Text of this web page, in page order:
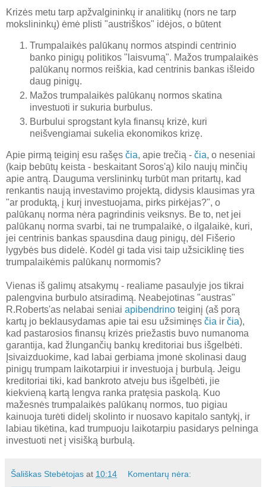
Krizės metu tarp apžvalgininkų ir analitikų (nors ne tarp
mokslininkų) ėmė plisti "austriškos" idėjos, o būtent
Trumpalaikės palūkanų normos atspindi centrinio
banko pinigų politikos "laisvumą". Mažos trumpalaikės
palūkanų normos reiškia, kad centrinis bankas išleido
daug pinigų.
Mažos trumpalaikės palūkanų normos skatina
investuoti ir sukuria burbulus.
Burbului sprogstant kyla finansų krizė, kuri
neišvengiamai sukelia ekonomikos krizę.
Apie pirmą teiginį esu rašęs čia, apie trečią - čia, o neseniai
(kaip bebūtų keista - beskaitant Soros'ą) kilo naujų minčių
apie antrą. Dauguma verslininkų turbūt man pritartų, kad
renkantis naują investavimo projektą, didysis klausimas yra
"ar produktą, į kurį investuojama, pirks pirkėjas?", o
palūkanų norma nėra pagrindinis veiksnys. Be to, net jei
palūkanų norma svarbi, tai ne trumpalaikė, o ilgalaikė, kuri,
jei centrinis bankas spausdina daug pinigų, dėl Fišerio
lygybės bus didelė. Kodėl gi tada visi taip užsiciklinę ties
trumpalaikėmis palūkanų normomis?
Vienas iš galimų atsakymų - realiame pasaulyje jos tikrai
palengvina burbulo atsiradimą. Neabejotinas "austras"
R.Roberts'as nelabai seniai apibendrino teiginį (aš porą
kartų jo beklausydamas apie tai esu užsiminęs čia ir čia),
kad pastarosios finansų krizės priežastis buvo numanoma
garantija, kad žlungančių bankų kreditoriai bus išgelbėti.
Įsivaizduokime, kad labai gerbiama įmonė skolinasi daug
pinigų trumpam laikotarpiui ir investuoja į burbulą. Jeigu
kreditoriai tiki, kad bankroto atveju bus išgelbėti, jie
kiekvieną kartą lengva ranka pratęsia paskolą. Kuo
mažesnės trumpalaikės palūkanų normos, tuo pigiau
kainuoja turėti didelį skolinto ir nuosavo kapitalo santykį, ir
labiau tikėtina, kad trumpuoju laikotarpiu pasidarys pelninga
investuoti net į visišką burbulą.
Šališkas Stebėtojas at 10:14 Komentarų nėra: